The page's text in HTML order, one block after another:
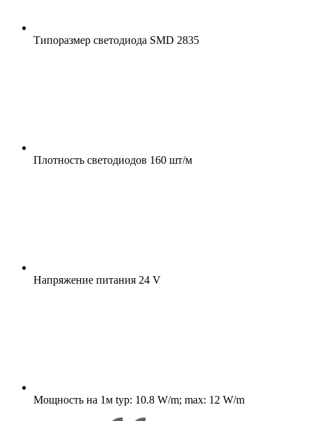
Типоразмер светодиода SMD 2835
Плотность светодиодов 160 шт/м
Напряжение питания 24 V
Мощность на 1м typ: 10.8 W/m; max: 12 W/m